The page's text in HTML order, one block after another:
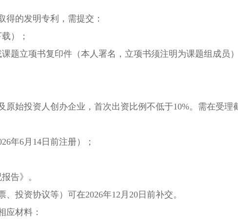
的发明专利，需提交：
）；
立项书复印件（本人署名，立项书须注明为课题组成员
始投资人创办企业，首次出资比例不低于10%。需在受理
6月14日前注册）；
告》。
资协议等）可在2026年12月20日前补交。
材料：